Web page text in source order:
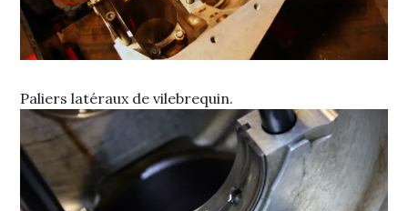
Paliers latéraux de vilebrequin.